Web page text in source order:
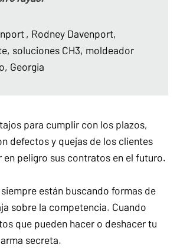
, Rodney Davenport,
soluciones CH3, moldeador
Georgia
para cumplir con los plazos,
defectos y quejas de los clientes
en peligro sus contratos en el futuro.
están buscando formas de
sobre la competencia. Cuando
que pueden hacer o deshacer tu
secreta.